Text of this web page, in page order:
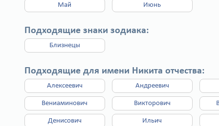
Май Июнь
Подходящие знаки зодиака:
Близнецы
Подходящие для имени Никита отчества:
Алексеевич Андреевич
Вениаминович Викторович
Денисович Ильич